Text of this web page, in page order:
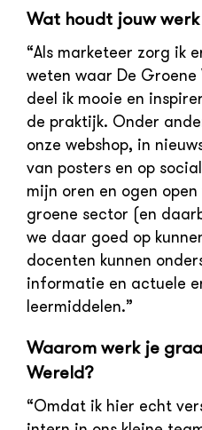
Wat houdt jouw
“Als marketeer zorg ik
weten waar De Groene
deel ik mooie en
de praktijk. Onder
onze webshop, in
van posters en op
mijn oren en ogen
groene sector (en
we daar goed op
docenten kunnen
informatie en actuele
leermiddelen.”
Waarom werk je
Wereld?
“Omdat ik hier echt